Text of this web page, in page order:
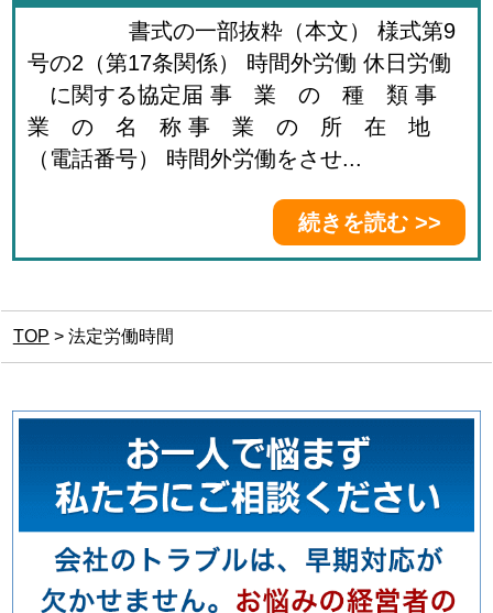
書式の一部抜粋（本文） 様式第9
号の2（第17条関係） 時間外労働 休日労働
に関する協定届 事 業 の 種 類 事
業 の 名 称 事 業 の 所 在 地
（電話番号） 時間外労働をさせ...
続きを読む >>
TOP > 法定労働時間